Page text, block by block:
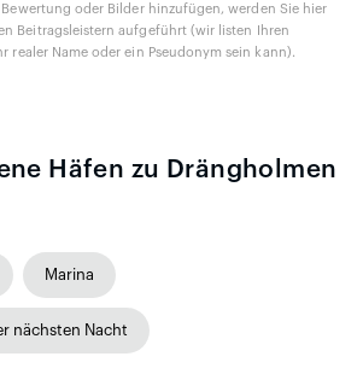
oder Bilder hinzufügen, werden Sie hier
Beitragsleistern aufgeführt (wir listen Ihren
realer Name oder ein Pseudonym sein kann).
Häfen zu Drängholmen
Marina
nächsten Nacht